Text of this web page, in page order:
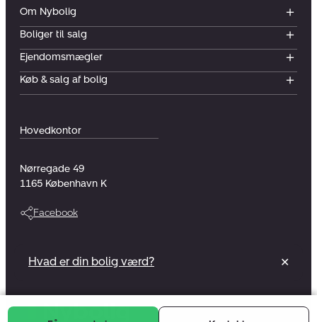
Hovedkontor
Nørregade 49
1165 København K
Facebook
Om Nybolig
Boliger til salg
Ejendomsmægler
Køb & salg af bolig
Vi er en del af et foreningsejet selskab
Læs mere
Hvad er din bolig værd? ✕